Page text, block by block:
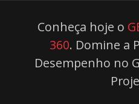
Conheça hoje o
360. Domine a
Desempenho no